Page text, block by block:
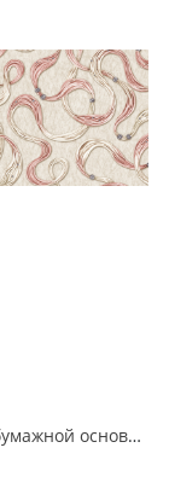
88285-2 Veluce 2018 Обои виниловые на бумажной основе 1.06*15.6